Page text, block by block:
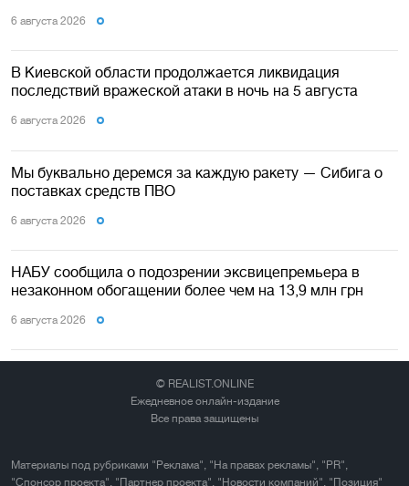
6 августа 2026
В Киевской области продолжается ликвидация
последствий вражеской атаки в ночь на 5 августа
6 августа 2026
Мы буквально деремся за каждую ракету — Сибига о
поставках средств ПВО
6 августа 2026
НАБУ сообщила о подозрении эксвицепремьера в
незаконном обогащении более чем на 13,9 млн грн
6 августа 2026
© REALIST.ONLINE
Ежедневное онлайн-издание
Все права защищены
Материалы под рубриками "Реклама", "На правах рекламы", "PR",
"Спонсор проекта", "Партнер проекта", "Новости компаний", "Позиция"